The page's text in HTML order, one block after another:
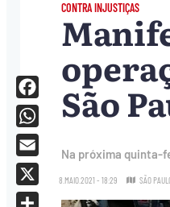
CONTRA INJUSTIÇAS
São
Na próxima quinta-
8.MAIO.2021 - 18:29 SÃO
Facebook
WhatsApp
Email
X